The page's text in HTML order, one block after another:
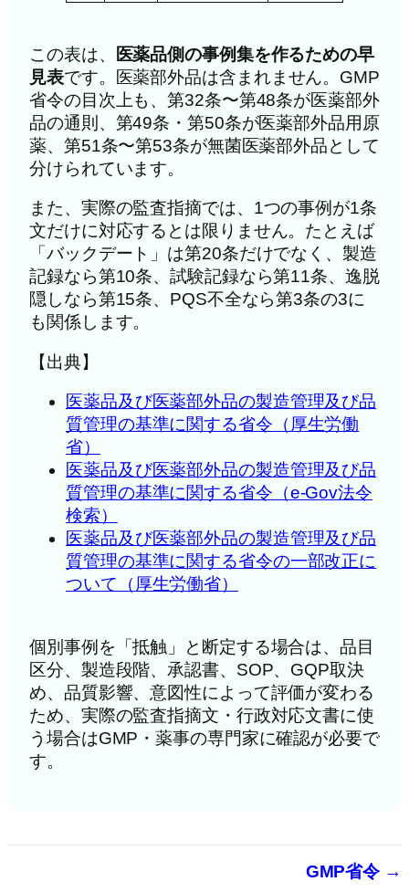
この表は、
医薬品側の事例集を作るための早
見表です。医薬部外品は含まれません。GMP
省令の目次上も、第32条〜第48条が医薬部外
品の通則、第49条・第50条が医薬部外品用原
薬、第51条〜第53条が無菌医薬部外品として
分けられています。
また、実際の監査指摘では、1つの事例が1条
文だけに対応するとは限りません。たとえば
「バックデート」は第20条だけでなく、製造
記録なら第10条、試験記録なら第11条、逸脱
隠しなら第15条、PQS不全なら第3条の3に
も関係します。
【出典】
医薬品及び医薬部外品の製造管理及び品
質管理の基準に関する省令（厚生労働
省）
医薬品及び医薬部外品の製造管理及び品
質管理の基準に関する省令（e-Gov法令
検索）
医薬品及び医薬部外品の製造管理及び品
質管理の基準に関する省令の一部改正に
ついて（厚生労働省）
個別事例を「抵触」と断定する場合は、品目
区分、製造段階、承認書、SOP、GQP取決
め、品質影響、意図性によって評価が変わる
ため、実際の監査指摘文・行政対応文書に使
う場合はGMP・薬事の専門家に確認が必要で
す。
GMP省令 →